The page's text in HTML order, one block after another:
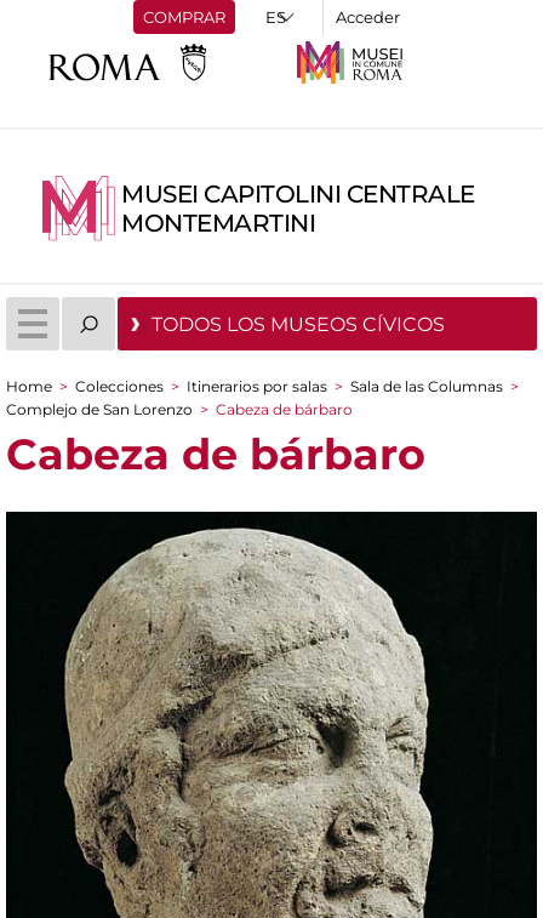
COMPRAR Acceder
MUSEI CAPITOLINI CENTRALE
MONTEMARTINI
TODOS LOS MUSEOS CÍVICOS
You are here
Home > Colecciones > Itinerarios por salas > Sala de las Columnas >
Complejo de San Lorenzo > Cabeza de bárbaro
Cabeza de bárbaro